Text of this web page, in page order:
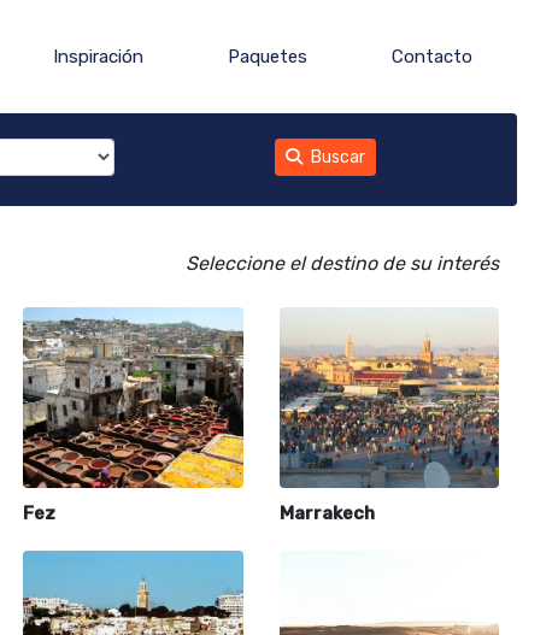
Inspiración Paquetes Contacto
Buscar
Seleccione el destino de su interés
Fez Marrakech